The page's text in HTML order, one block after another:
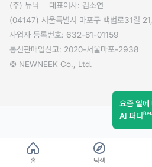
(주) 뉴닉
대표이사: 김소연
(04147) 서울특별시 마포구 백범로31길
사업자 등록번호: 632-81-01159
통신판매업신고: 2020-서울마포-2938
© NEWNEEK Co., Ltd.
홈 탐색
요즘 일에
AI 퍼디